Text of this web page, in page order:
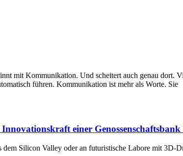
mit Kommunikation. Und scheitert auch genau dort.
führen. Kommunikation ist mehr als Worte. Sie
einer
Silicon Valley oder an futuristische Labore mit 3D-